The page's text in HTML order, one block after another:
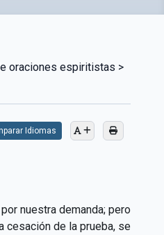
oraciones espiritistas >
Idiomas
nuestra demanda; pero
cesación de la prueba, se